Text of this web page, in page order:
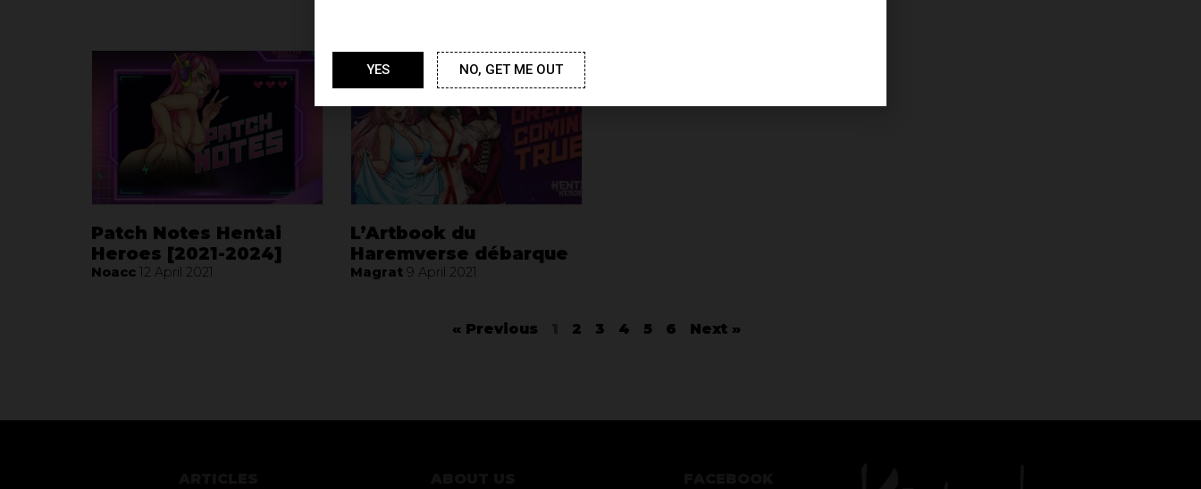
Patch Notes Hentai
Heroes [2021-2024]
Noacc 12 April 2021
L’Artbook du
Haremverse débarque
Magrat 9 April 2021
« Previous 2 3 4 5 6 Next »
YES NO, GET ME OUT